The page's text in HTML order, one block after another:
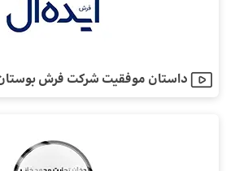
داستان موفقیت شرکت فرش